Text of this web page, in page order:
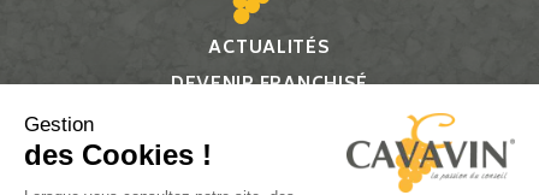
ACTUALITÉS
DEVENIR FRANCHISÉ
Suivez-nous
Gestion
des Cookies !